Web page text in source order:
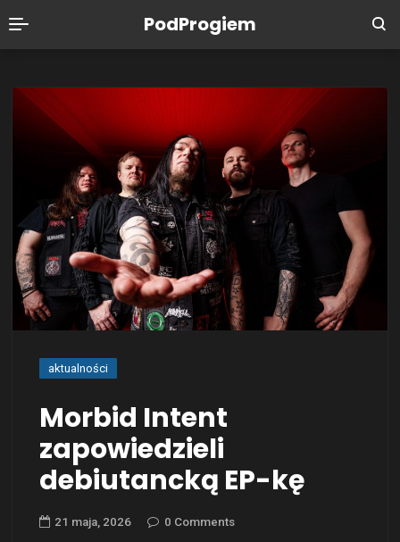
PodProgiem
aktualności
Morbid Intent
zapowiedzieli
debiutancką EP-kę
21 maja, 2026 0 Comments